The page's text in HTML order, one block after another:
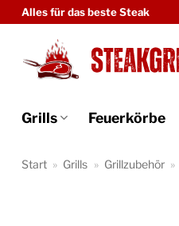
Zum
springen
Alles für das beste Steak
Grills Feuerkörbe
Start » Grills » Grillzubehör »